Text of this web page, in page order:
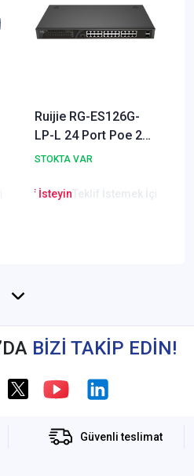
Tıklayınız
Ruijie RG-ES126G-
LP-L 24 Port Poe 2
Port SFP
STOKTA VAR
Teklif İsteyin
BİZİ TAKİP EDİN!
Güvenli teslimat